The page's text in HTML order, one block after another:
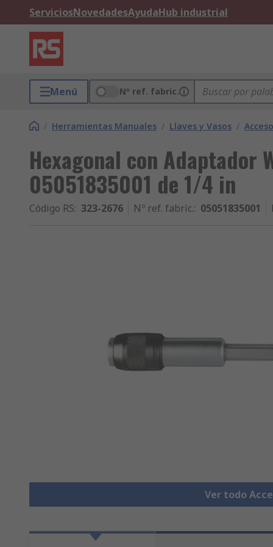
ServiciosNovedadesAyudaHub industrial
Menú Nº ref. fabric.
/ Herramientas Manuales / Llaves y Vasos /
Hexagonal con Adaptador
05051835001 de 1/4 in
Código RS: 323-2676 Nº ref. fabric.: 05051835001
Ver todo